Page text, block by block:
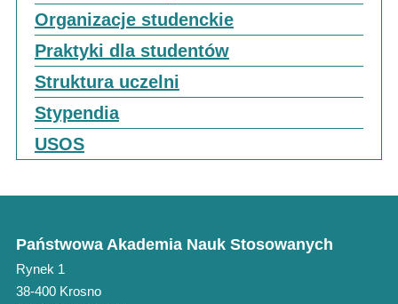
Organizacje studenckie
Praktyki dla studentów
Struktura uczelni
Stypendia
USOS
Państwowa Akademia Nauk Stosowanych
Rynek 1
38-400 Krosno